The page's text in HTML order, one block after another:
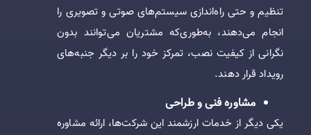
تنظیم و حتی راه‌اندازی سیستم‌های صوتی و تصویری را
انجام می‌دهند، به‌طوری‌که مشتریان می‌توانند بدون
نگرانی از کیفیت نصب، تمرکز خود را بر دیگر جنبه‌های
رویداد قرار دهند.
مشاوره فنی و طراحی
یکی دیگر از خدمات ارزشمند این شرکت‌ها، ارائه مشاوره